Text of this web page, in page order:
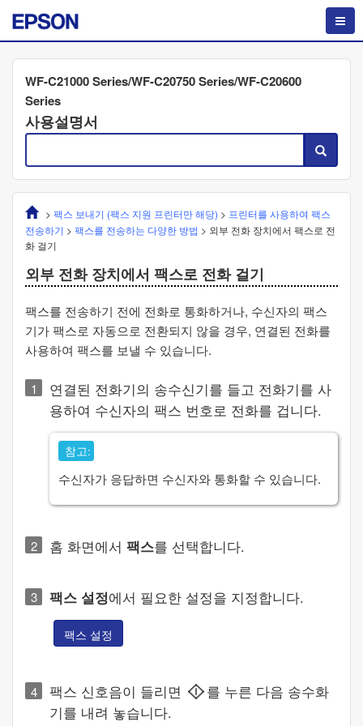
WF-C21000 Series/WF-C20750 Series/WF-C20600
Series
사용설명서
> 팩스 보내기 (팩스 지원 프린터만 해당) > 프린터를 사용하여 팩스
전송하기 > 팩스를 전송하는 다양한 방법 > 외부 전화 장치에서 팩스로 전
화 걸기
외부 전화 장치에서 팩스로 전화 걸기
팩스를 전송하기 전에 전화로 통화하거나, 수신자의 팩스
기가 팩스로 자동으로 전환되지 않을 경우, 연결된 전화를
사용하여 팩스를 보낼 수 있습니다.
연결된 전화기의 송수신기를 들고 전화기를 사
용하여 수신자의 팩스 번호로 전화를 겁니다.
참고:
수신자가 응답하면 수신자와 통화할 수 있습니다.
홈 화면에서 팩스를 선택합니다.
팩스 설정에서 필요한 설정을 지정합니다.
팩스 설정
팩스 신호음이 들리면
를 누른 다음 송수화
기를 내려 놓습니다.